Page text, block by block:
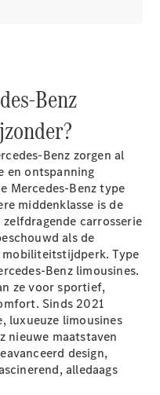
Benz
Benz zorgen al
en ontspanning
Mercedes-Benz type
middenklasse is de
carrosserie
als de
Type
Benz limousines.
ze voor sportief,
Sinds 2021
luxueuze limousines
nieuwe maatstaven
design,
alledaags